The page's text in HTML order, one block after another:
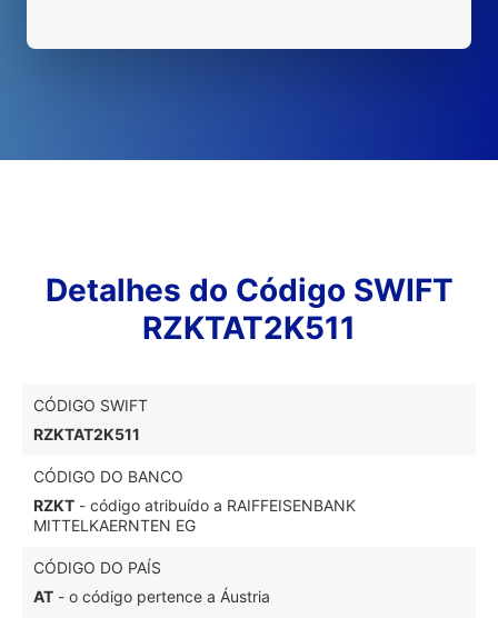
Detalhes do Código SWIFT
RZKTAT2K511
CÓDIGO SWIFT
RZKTAT2K511
CÓDIGO DO BANCO
RZKT - código atribuído a RAIFFEISENBANK
MITTELKAERNTEN EG
CÓDIGO DO PAÍS
AT - o código pertence a Áustria